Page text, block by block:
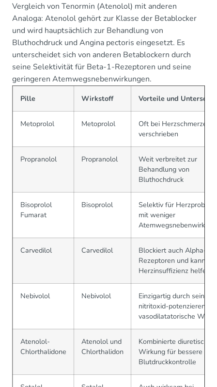
Vergleich von Tenormin (Atenolol) mit anderen
Analoga: Atenolol gehört zur Klasse der Betablocker
und wird hauptsächlich zur Behandlung von
Bluthochdruck und Angina pectoris eingesetzt. Es
unterscheidet sich von anderen Betablockern durch
seine Selektivität für Beta-1-Rezeptoren und seine
geringeren Atemwegsnebenwirkungen.
Pille Wirkstoff Vorteile und
Metoprolol Metoprolol
Oft bei Herzschmerzen
verschrieben
Propranolol Propranolol
Weit verbreitet zur
Behandlung von
Bluthochdruck
Bisoprolol
Fumarat
Bisoprolol
Selektiv für
mit weniger
Carvedilol Carvedilol
Blockiert auch Alpha-
Rezeptoren und kann bei
Herzinsuffizienz helfen
Nebivolol Nebivolol
Einzigartig durch seine
nitritoxid-potenzierende
vasodilatatorische
Atenolol-
Chlorthalidone
Atenolol und
Chlorthalidon
Kombinierte diuretische
Wirkung für bessere
Blutdruckkontrolle